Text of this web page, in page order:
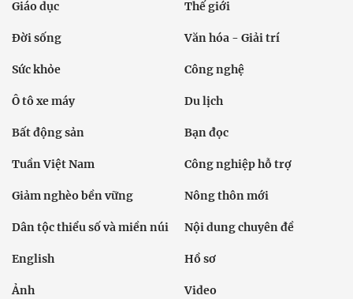
Giáo dục Thế giới
Đời sống Văn hóa - Giải trí
Sức khỏe Công nghệ
Ô tô xe máy Du lịch
Bất động sản Bạn đọc
Tuần Việt Nam Công nghiệp hỗ trợ
Giảm nghèo bền vững Nông thôn mới
Dân tộc thiểu số và miền núi Nội dung chuyên đề
English Hồ sơ
Ảnh Video